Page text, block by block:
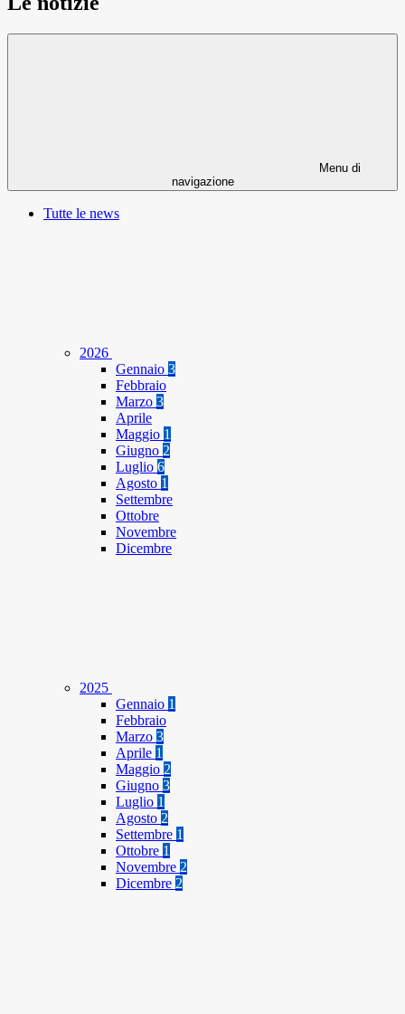
Menu di
navigazione
Tutte le news
2026
Gennaio 3
Febbraio
Marzo 3
Aprile
Maggio 1
Giugno 2
Luglio 6
Agosto 1
Settembre
Ottobre
Novembre
Dicembre
2025
Gennaio 1
Febbraio
Marzo 3
Aprile 1
Maggio 2
Giugno 3
Luglio 1
Agosto 2
Settembre 1
Ottobre 1
Novembre 2
Dicembre 2